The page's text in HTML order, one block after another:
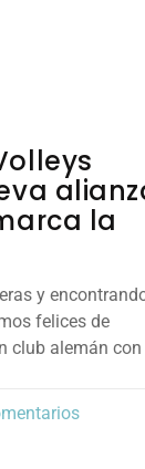
la
y
felices de
club alemán con